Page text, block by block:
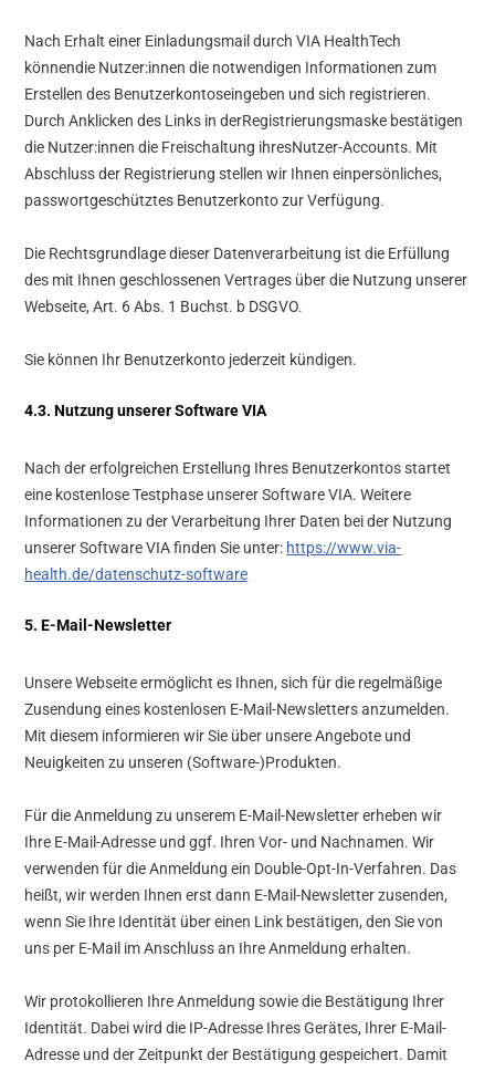
Nach Erhalt einer Einladungsmail durch VIA HealthTech
könnendie Nutzer:innen die notwendigen Informationen zum
Erstellen des Benutzerkontoseingeben und sich registrieren.
Durch Anklicken des Links in derRegistrierungsmaske bestätigen
die Nutzer:innen die Freischaltung ihresNutzer-Accounts. Mit
Abschluss der Registrierung stellen wir Ihnen einpersönliches,
passwortgeschütztes Benutzerkonto zur Verfügung.
Die Rechtsgrundlage dieser Datenverarbeitung ist die Erfüllung
des mit Ihnen geschlossenen Vertrages über die Nutzung unserer
Webseite, Art. 6 Abs. 1 Buchst. b DSGVO.
Sie können Ihr Benutzerkonto jederzeit kündigen.
4.3. Nutzung unserer Software VIA
Nach der erfolgreichen Erstellung Ihres Benutzerkontos startet
eine kostenlose Testphase unserer Software VIA. Weitere
Informationen zu der Verarbeitung Ihrer Daten bei der Nutzung
unserer Software VIA finden Sie unter: https://www.via-
health.de/datenschutz-software
5. E-Mail-Newsletter
Unsere Webseite ermöglicht es Ihnen, sich für die regelmäßige
Zusendung eines kostenlosen E-Mail-Newsletters anzumelden.
Mit diesem informieren wir Sie über unsere Angebote und
Neuigkeiten zu unseren (Software-)Produkten.
Für die Anmeldung zu unserem E-Mail-Newsletter erheben wir
Ihre E-Mail-Adresse und ggf. Ihren Vor- und Nachnamen. Wir
verwenden für die Anmeldung ein Double-Opt-In-Verfahren. Das
heißt, wir werden Ihnen erst dann E-Mail-Newsletter zusenden,
wenn Sie Ihre Identität über einen Link bestätigen, den Sie von
uns per E-Mail im Anschluss an Ihre Anmeldung erhalten.
Wir protokollieren Ihre Anmeldung sowie die Bestätigung Ihrer
Identität. Dabei wird die IP-Adresse Ihres Gerätes, Ihrer E-Mail-
Adresse und der Zeitpunkt der Bestätigung gespeichert. Damit